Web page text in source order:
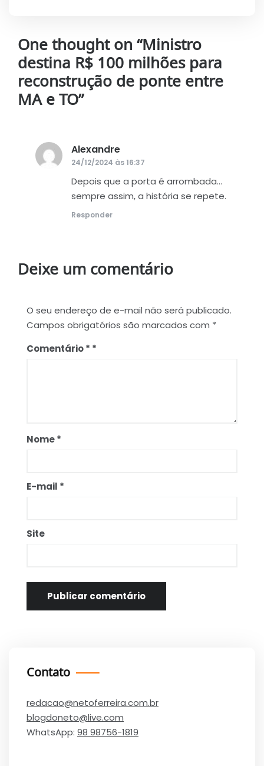
One thought on “Ministro
destina R$ 100 milhões para
reconstrução de ponte entre
MA e TO”
Alexandre
24/12/2024 às 16:37
Depois que a porta é arrombada…
sempre assim, a história se repete.
Responder
Deixe um comentário
O seu endereço de e-mail não será publicado.
Campos obrigatórios são marcados com *
Comentário*
Nome*
E-mail *
Site
Contato
redacao@netoferreira.com.br
blogdoneto@live.com
WhatsApp: 98 98756-1819